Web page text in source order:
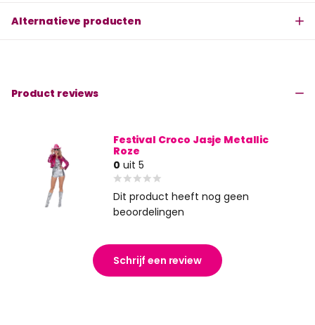
Alternatieve producten
Product reviews
Festival Croco Jasje Metallic
Roze
0 uit 5
Dit product heeft nog geen
beoordelingen
Schrijf een review